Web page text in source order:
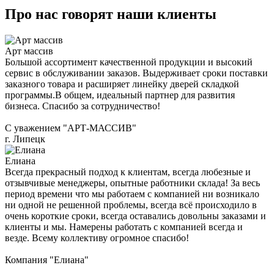
Про нас говорят наши клиенты
Арт массив
Большой ассортимент качественной продукции и высокий
сервис в обслуживании заказов. Выдерживает сроки поставки
заказного товара и расширяет линейку дверей складкой
программы.В общем, идеальный партнер для развития
бизнеса. Спасибо за сотрудничество!
С уважением "АРТ-МАССИВ"
г. Липецк
Елиана
Всегда прекрасный подход к клиентам, всегда любезные и
отзывчивые менеджеры, опытные работники склада! За весь
период времени что мы работаем с компанией ни возникало
ни одной не решенной проблемы, всегда всё происходило в
очень короткие сроки, всегда оставались довольны заказами и
клиенты и мы. Намерены работать с компанией всегда и
везде. Всему коллективу огромное спасибо!
Компания "Елиана"